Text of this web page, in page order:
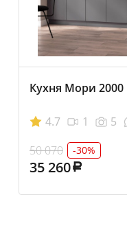
Кухня Мори 2000
4.7 1 5
50 070
-30%
35 260